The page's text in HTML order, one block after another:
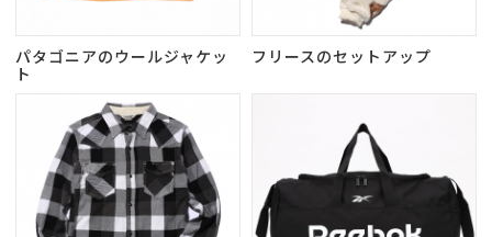
パタゴニアのウールジャケッ
ト
フリースのセットアップ